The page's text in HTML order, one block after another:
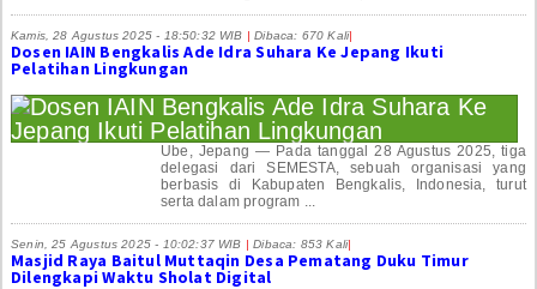
Kamis, 28 Agustus 2025 - 18:50:32 WIB | Dibaca: 670 Kali|
Dosen IAIN Bengkalis Ade Idra Suhara Ke Jepang Ikuti
Pelatihan Lingkungan
Ube, Jepang — Pada tanggal 28 Agustus 2025, tiga
delegasi dari SEMESTA, sebuah organisasi yang
berbasis di Kabupaten Bengkalis, Indonesia, turut
serta dalam program ...
Senin, 25 Agustus 2025 - 10:02:37 WIB | Dibaca: 853 Kali|
Masjid Raya Baitul Muttaqin Desa Pematang Duku Timur
Dilengkapi Waktu Sholat Digital